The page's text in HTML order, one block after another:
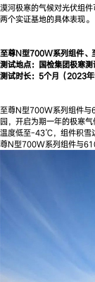
漠河极寒的气候对光伏组
两个实证基地的具体表现。
至尊N型700W系列组件
测试地点：国检集团极寒测
测试时长：5个月（2023年
至尊N型700W系列组件与
园，开启为期一年的极寒
温度低至-43℃，组件积雪
尊N型700W系列组件与